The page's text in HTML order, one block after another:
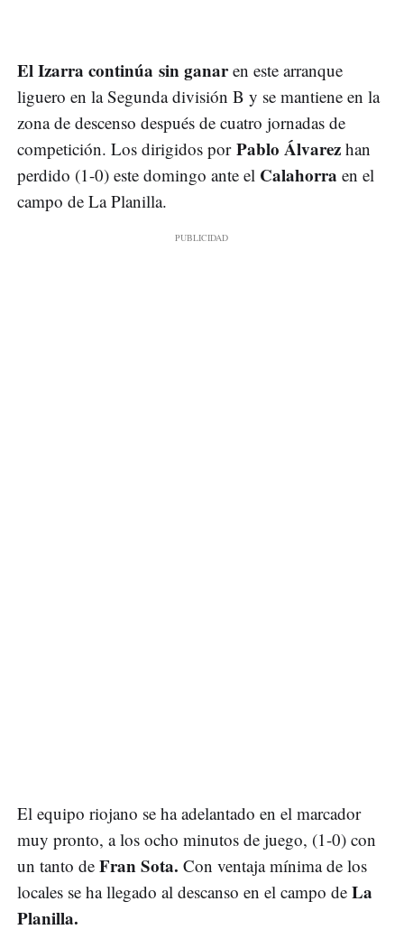
El Izarra continúa sin ganaren este arranque
liguero en la Segunda división B y se mantiene en la
zona de descenso después de cuatro jornadas de
competición. Los dirigidos por Pablo Álvarez han
perdido (1-0) este domingo ante el Calahorra en el
campo de La Planilla.
El equipo riojano se ha adelantado en el marcador
muy pronto, a los ocho minutos de juego, (1-0) con
un tanto de Fran Sota. Con ventaja mínima de los
locales se ha llegado al descanso en el campo de La
Planilla.